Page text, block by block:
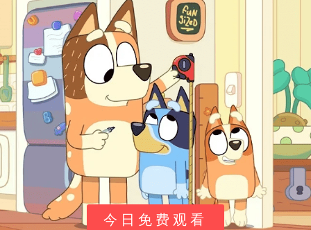
坚强后盾，关键时刻还会展现自己的本领。
比尔和吉尔是一对老鼠兄妹，由Darren Foreman和
Harriet Carmichael配音，他们是“老鼠小队”成员，负责从
新闻车里发现新谜案，还喜欢唱歌和玩音乐。每集结束
时，他们会主持“事实档案”环节，分享本集动物的有趣知
识，是可爱的信息提供者。
R.O.N.是一架智能飞机，由Rob Rackstraw配音，全称
Robotic Onboard Navigator。它是萨姆和凯特的专属交
通工具，能变成不同模式，提供导航和全息显示，性格机
智爱聊天，总和大家开小玩笑，是旅途中的好伙伴。
克鲁机器人是由斯汀克韦尔兄弟发明的球形小助手，专门
用来扫描脚印、收集信息和分析线索，它们小巧可爱，经
今日免费观看